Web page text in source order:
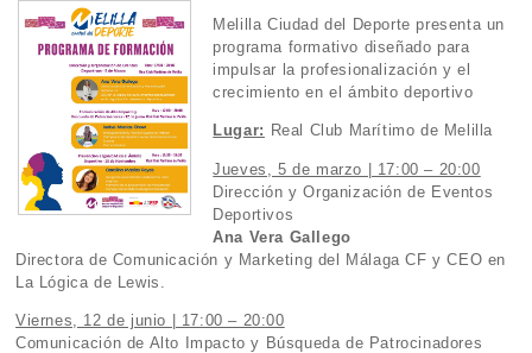
Melilla Ciudad del Deporte presenta un
programa formativo diseñado para
impulsar la profesionalización y el
crecimiento en el ámbito deportivo
Lugar: Real Club Marítimo de Melilla
Jueves, 5 de marzo | 17:00 – 20:00
Dirección y Organización de Eventos
Deportivos
Ana Vera Gallego
Directora de Comunicación y Marketing del Málaga CF y CEO en
La Lógica de Lewis.
Viernes, 12 de junio | 17:00 – 20:00
Comunicación de Alto Impacto y Búsqueda de Patrocinadores